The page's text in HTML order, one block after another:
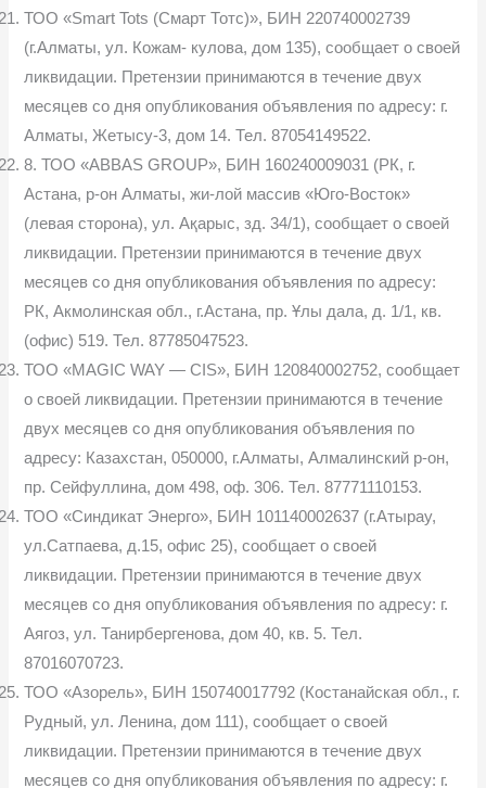
ТОО «Smart Tots (Смарт Тотс)», БИН 220740002739
(г.Алматы, ул. Кожам- кулова, дом 135), сообщает о своей
ликвидации. Претензии принимаются в течение двух
месяцев со дня опубликования объявления по адресу: г.
Алматы, Жетысу-3, дом 14. Тел. 87054149522.
8. ТОО «ABBAS GROUP», БИН 160240009031 (РК, г.
Астана, р-он Алматы, жи-лой массив «Юго-Восток»
(левая сторона), ул. Ақарыс, зд. 34/1), сообщает о своей
ликвидации. Претензии принимаются в течение двух
месяцев со дня опубликования объявления по адресу:
РК, Акмолинская обл., г.Астана, пр. Ұлы дала, д. 1/1, кв.
(офис) 519. Тел. 87785047523.
ТОО «MAGIC WAY — CIS», БИН 120840002752, сообщает
о своей ликвидации. Претензии принимаются в течение
двух месяцев со дня опубликования объявления по
адресу: Казахстан, 050000, г.Алматы, Алмалинский р-он,
пр. Сейфуллина, дом 498, оф. 306. Тел. 87771110153.
ТОО «Синдикат Энерго», БИН 101140002637 (г.Атырау,
ул.Сатпаева, д.15, офис 25), сообщает о своей
ликвидации. Претензии принимаются в течение двух
месяцев со дня опубликования объявления по адресу: г.
Аягоз, ул. Танирбергенова, дом 40, кв. 5. Тел.
87016070723.
ТОО «Азорель», БИН 150740017792 (Костанайская обл., г.
Рудный, ул. Ленина, дом 111), сообщает о своей
ликвидации. Претензии принимаются в течение двух
месяцев со дня опубликования объявления по адресу: г.